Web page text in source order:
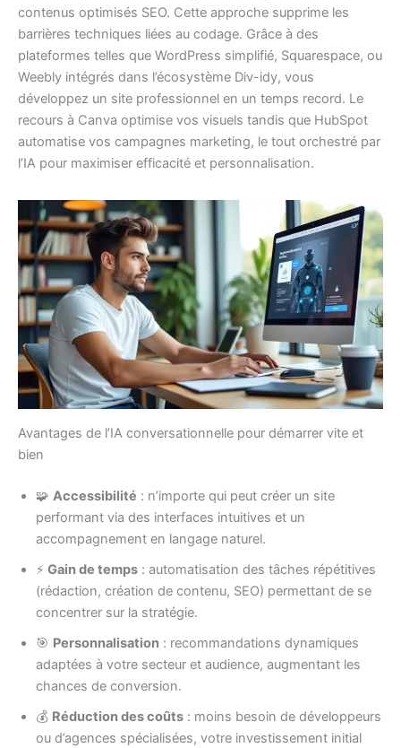
contenus optimisés SEO. Cette approche supprime les
barrières techniques liées au codage. Grâce à des
plateformes telles que WordPress simplifié, Squarespace, ou
Weebly intégrés dans l’écosystème Div-idy, vous
développez un site professionnel en un temps record. Le
recours à Canva optimise vos visuels tandis que HubSpot
automatise vos campagnes marketing, le tout orchestré par
l’IA pour maximiser efficacité et personnalisation.
Avantages de l’IA conversationnelle pour démarrer vite et
bien
🧩 Accessibilité : n’importe qui peut créer un site
performant via des interfaces intuitives et un
accompagnement en langage naturel.
⚡️ Gain de temps : automatisation des tâches répétitives
(rédaction, création de contenu, SEO) permettant de se
concentrer sur la stratégie.
🎯 Personnalisation : recommandations dynamiques
adaptées à votre secteur et audience, augmentant les
chances de conversion.
💰 Réduction des coûts : moins besoin de développeurs
ou d’agences spécialisées, votre investissement initial